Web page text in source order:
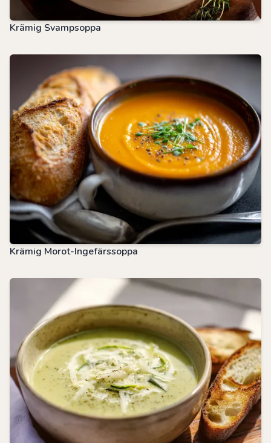
Krämig Svampsoppa
Krämig Morot-Ingefärssoppa